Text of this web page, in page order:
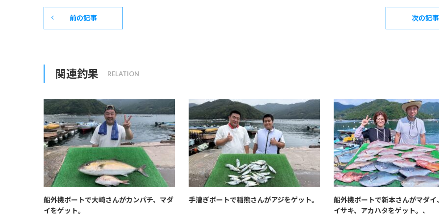
前の記事 次の記事
関連釣果
船外機ボートで大崎さんがカンパチ、マダ
イをゲット。
手漕ぎボートで稲熊さんがアジをゲット。
船外機ボートで新本さんがマダイ
イサキ、アカハタをゲット。、